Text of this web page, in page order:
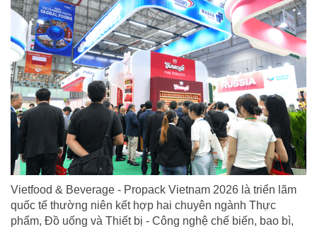
Vietfood & Beverage - Propack Vietnam 2026 là triển lãm
quốc tế thường niên kết hợp hai chuyên ngành Thực
phẩm, Đồ uống và Thiết bị - Công nghệ chế biến, bao bì,